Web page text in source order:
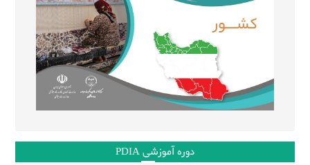
دوره آموزشی PDIA